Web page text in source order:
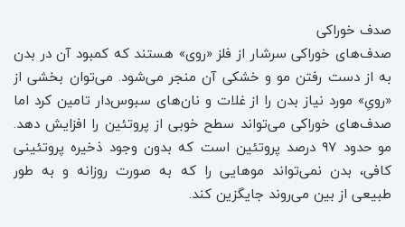
صدف خوراکی
صدف‌های خوراکی سرشار از فلز «روی» هستند که کمبود آن در بدن
به از دست رفتن مو و خشکی آن منجر می‌شود. می‌توان بخشی از
«رویِ» مورد نیاز بدن را از غلات و نان‌های سبوس‌دار تامین کرد اما
صدف‌های خوراکی می‌تواند سطح خوبی از پروتئین را افزایش دهد.
مو حدود ۹۷ درصد پروتئین است که بدون وجود ذخیره پروتئینی
کافی، بدن نمی‌تواند موهایی را که به صورت روزانه و به طور
طبیعی از بین می‌روند جایگزین کند.